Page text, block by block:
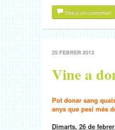
Deixa un comentari
25 FEBRER 2013
Vine a
Pot donar sang
anys que pesi més
Dimarts, 26 de